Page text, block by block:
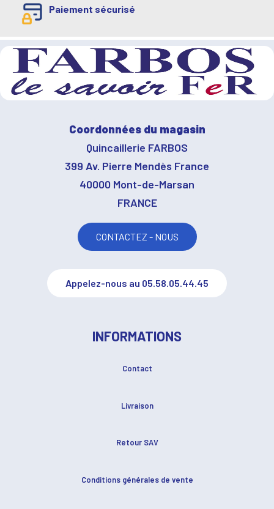
Paiement sécurisé
Coordonnées du magasin
Quincaillerie FARBOS
399 Av. Pierre Mendès France
40000 Mont-de-Marsan
FRANCE
CONTACTEZ - NOUS
Appelez-nous au 05.58.05.44.45
INFORMATIONS
Contact
Livraison
Retour SAV
Conditions générales de vente